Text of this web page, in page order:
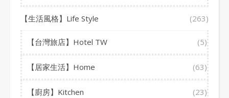
【生活風格】Life Style (263)
【台灣旅店】Hotel TW (5)
【居家生活】Home (63)
【廚房】Kitchen (23)